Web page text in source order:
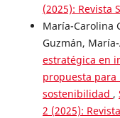
(2025): Revista
María-Carolina
Guzmán,
estratégica en
propuesta
sostenibilidad ,
2 (2025):